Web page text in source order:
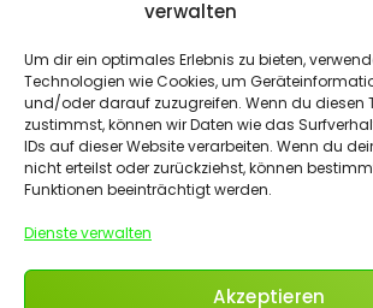
verwalten
Um dir ein optimales Erlebnis zu bieten,
Technologien wie Cookies, um
und/oder darauf zuzugreifen. Wenn du diesen
zustimmst, können wir Daten wie das
IDs auf dieser Website verarbeiten. Wenn du
nicht erteilst oder zurückziehst, können
Funktionen beeinträchtigt werden.
Dienste verwalten
Akzeptieren
office@wesenauer.store
Bayernstraße
5071 Siezenheim